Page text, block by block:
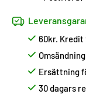
60kr. Kredit
Ersättning
30 dagars